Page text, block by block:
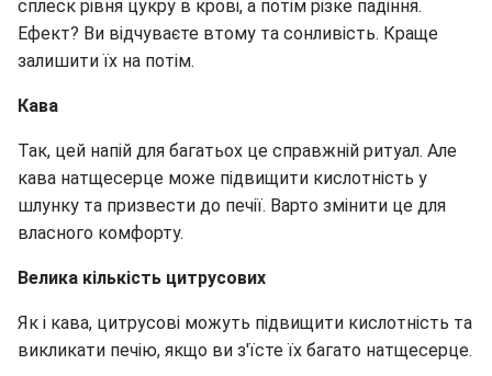
сплеск рівня цукру в крові, а потім різке падіння.
Ефект? Ви відчуваєте втому та сонливість. Краще
залишити їх на потім.
Кава
Так, цей напій для багатьох це справжній ритуал. Але
кава натщесерце може підвищити кислотність у
шлунку та призвести до печії. Варто змінити це для
власного комфорту.
Велика кількість цитрусових
Як і кава, цитрусові можуть підвищити кислотність та
викликати печію, якщо ви з'їсте їх багато натщесерце.